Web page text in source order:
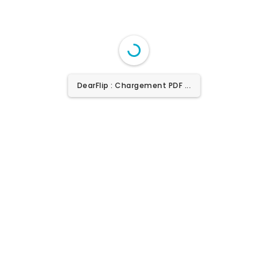
DearFlip : Chargement PDF
100% ...